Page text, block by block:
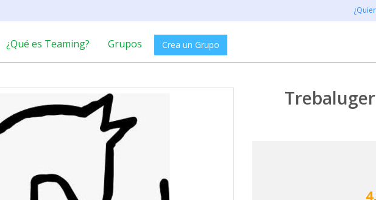
¿Qué es Teaming? Grupos Crea un Grupo